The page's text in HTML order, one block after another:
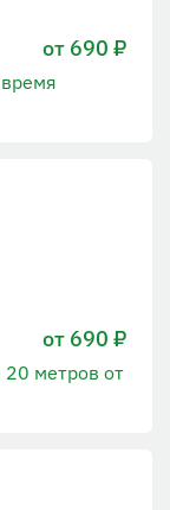
от 690 ₽
от 690 ₽
20 метров от